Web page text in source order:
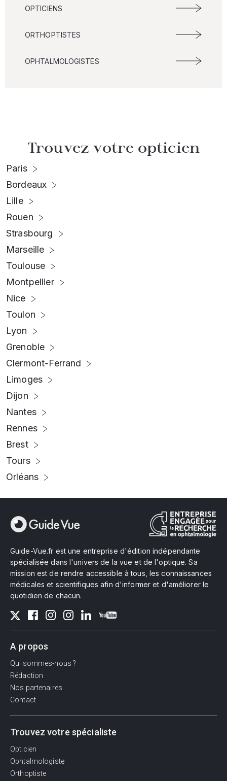
OPTICIENS
ORTHOPTISTES
OPHTALMOLOGISTES
Trouvez votre opticien
Paris
Bordeaux
Lille
Rouen
Strasbourg
Marseille
Toulouse
Montpellier
Nice
Toulon
Lyon
Grenoble
Clermont-Ferrand
Limoges
Dijon
Nantes
Rennes
Brest
Tours
Orléans
Guide-Vue.fr est une entreprise d'édition indépendante
spécialisée dans l'univers de la vue et de l'optique. Sa
mission est de rendre accessible à tous, les connaissances
médicales et scientifiques afin d'informer et d'améliorer le
quotidien de chacun.
A propos
Qui sommes-nous ?
Rédaction
Nos partenaires
Contact
Trouvez votre spécialiste
Opticien
Ophtalmologiste
Orthoptiste